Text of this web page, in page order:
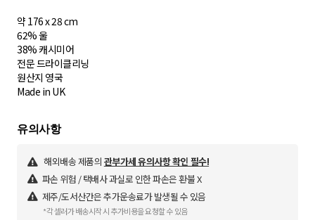
약 176 x 28 cm
62% 울
38% 캐시미어
전문 드라이클리닝
원산지 영국
Made in UK
유의사항
해외배송 제품의 관부가세 유의사항 확인 필수!
파손 위험 / 택배사 과실로 인한 파손은 환불 X
제주/도서산간은 추가운송료가 발생될 수 있음
*각 셀러가 배송시작 시 추가비용을 요청할 수 있음